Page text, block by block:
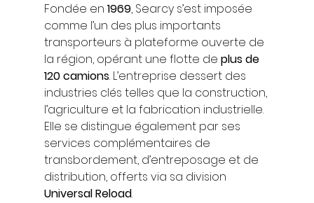
Fondée en 1969, Searcy s’est imposée
comme l’un des plus importants
transporteurs à plateforme ouverte de
la région, opérant une flotte de plus de
120 camions. L’entreprise dessert des
industries clés telles que la construction,
l’agriculture et la fabrication industrielle.
Elle se distingue également par ses
services complémentaires de
transbordement, d’entreposage et de
distribution, offerts via sa division
Universal Reload.